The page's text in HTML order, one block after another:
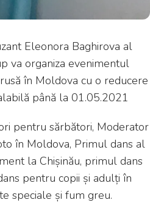
Eleonora Baghirova al
va organiza evenimentul
în Moldova cu o reducere
până la 01.05.2021
pentru sărbători, Moderator
în Moldova, Primul dans al
la Chișinău, primul dans
pentru copii și adulți în
speciale și fum greu.